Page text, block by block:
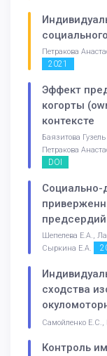
Петракова
2021
Эффект
когорты
контексте
Баязитова
Петракова
DOI
Социально-
Шепелева Е.А.,
Сыркина Е.А.
сходства
Самойленко Е.С.,
Контроль